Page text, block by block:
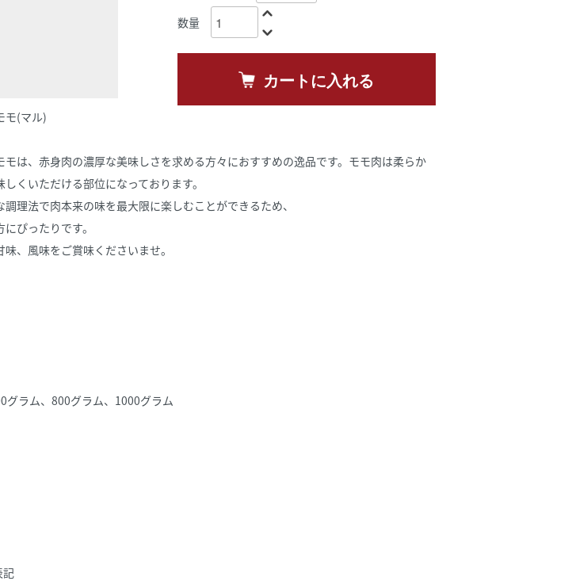
数量
カートに入れる
モ(マル)
モは、赤身肉の濃厚な美味しさを求める方々におすすめの逸品です。モモ肉は柔らか
くいただける部位になっております。
理法で肉本来の味を最大限に楽しむことができるため、
ぴったりです。
、風味をご賞味くださいませ。
グラム、800グラム、1000グラム
記